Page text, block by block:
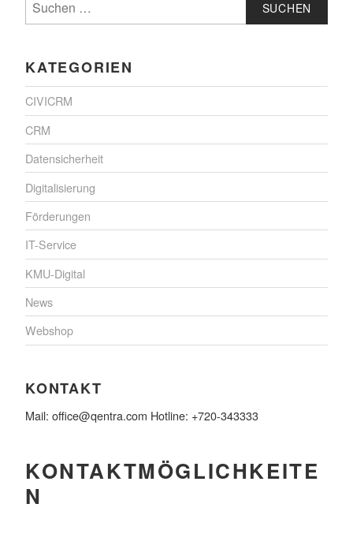
nach:
KATEGORIEN
CIVICRM
CRM
Datensicherheit
Digitalisierung
Förderungen
IT-Service
KMU-Digital
News
Webshop
KONTAKT
Mail: office@qentra.com Hotline: +720-343333
KONTAKTMÖGLICHKEITE
N